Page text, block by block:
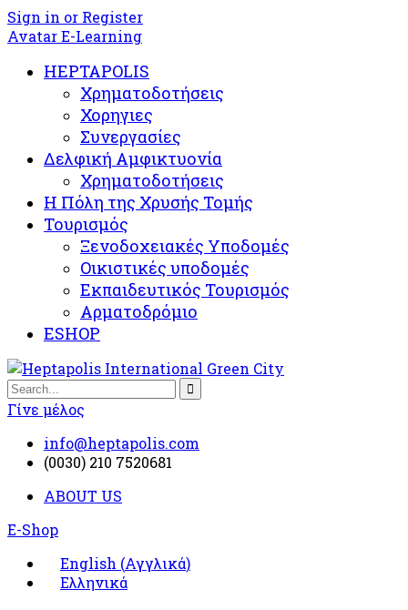
Sign in or Register
Avatar E-Learning
HEPTAPOLIS
Χρηματοδοτήσεις
Χορηγιες
Συνεργασίες
Δελφική Αμφικτυονία
Χρηματοδοτήσεις
Η Πόλη της Χρυσής Τομής
Τουρισμός
Ξενοδοχειακές Υποδομές​
Oικιστικές υποδομές
Εκπαιδευτικός Τουρισμός
Αρματοδρόμιο
ESHOP
Γίνε μέλος
info@heptapolis.com
(0030) 210 7520681
ABOUT US
E-Shop
English (Αγγλικά)
Ελληνικά